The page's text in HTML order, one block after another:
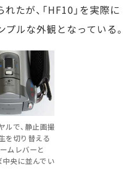
たが、「HF10」を実際に
ルな外観となっている。
ルで、静止画撮
を切り替える
ムレバーと
央に並んでい